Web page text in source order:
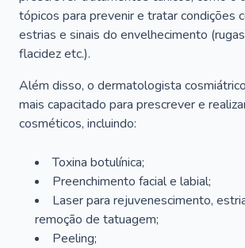
tópicos para prevenir e tratar condições
estrias e sinais do envelhecimento
flacidez etc.).
Além disso, o dermatologista
mais capacitado para prescrever e
cosméticos, incluindo:
Toxina botulínica;
Preenchimento facial e labial;
Laser para rejuvenescimento,
remoção de tatuagem;
Peeling;